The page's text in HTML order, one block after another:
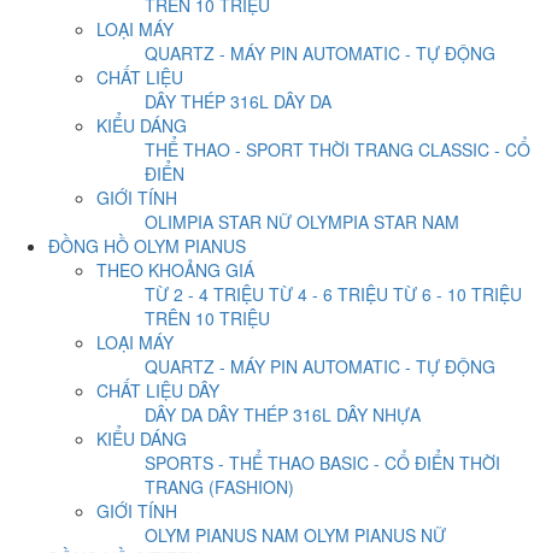
LOẠI MÁY
QUARTZ - MÁY PIN AUTOMATIC - TỰ ĐỘNG
CHẤT LIỆU
DÂY THÉP 316L DÂY DA
KIỂU DÁNG
THỂ THAO - SPORT THỜI TRANG CLASSIC - CỔ
ĐIỂN
GIỚI TÍNH
OLIMPIA STAR NỮ OLYMPIA STAR NAM
ĐỒNG HỒ OLYM PIANUS
THEO KHOẢNG GIÁ
TỪ 2 - 4 TRIỆU TỪ 4 - 6 TRIỆU TỪ 6 - 10 TRIỆU
TRÊN 10 TRIỆU
LOẠI MÁY
QUARTZ - MÁY PIN AUTOMATIC - TỰ ĐỘNG
CHẤT LIỆU DÂY
DÂY DA DÂY THÉP 316L DÂY NHỰA
KIỂU DÁNG
SPORTS - THỂ THAO BASIC - CỔ ĐIỂN THỜI
TRANG (FASHION)
GIỚI TÍNH
OLYM PIANUS NAM OLYM PIANUS NỮ